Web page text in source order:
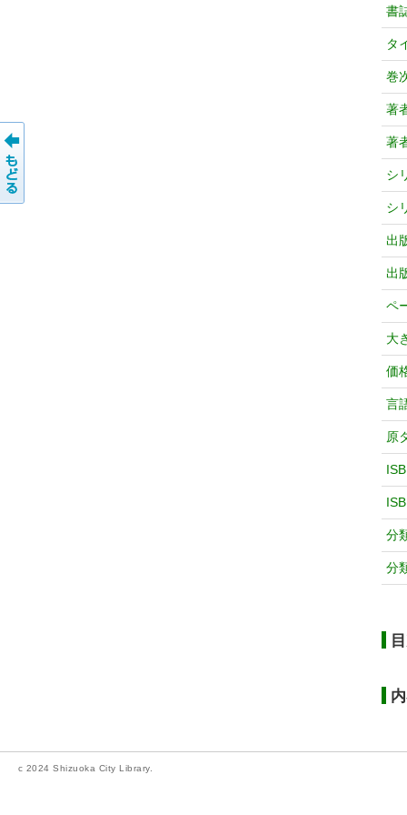
書
タ
巻
著
著
シ
シ
出
出
ペ
大
価
言
原
分
分
c 2024 Shizuoka City Library.